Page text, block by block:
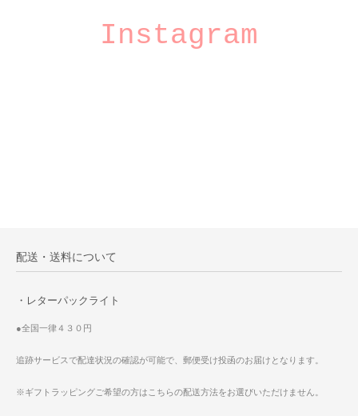
Instagram
配送・送料について
・レターパックライト
●全国一律４３０円
追跡サービスで配達状況の確認が可能で、郵便受け投函のお届けとなります。
※ギフトラッピングご希望の方はこちらの配送方法をお選びいただけません。